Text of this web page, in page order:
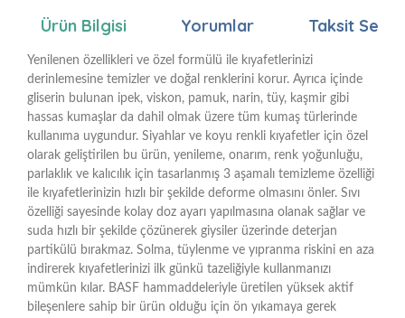
Ürün Bilgisi Yorumlar Taksit
Yenilenen özellikleri ve özel formülü ile kıyafetlerinizi
derinlemesine temizler ve doğal renklerini korur. Ayrıca içinde
gliserin bulunan ipek, viskon, pamuk, narin, tüy, kaşmir gibi
hassas kumaşlar da dahil olmak üzere tüm kumaş türlerinde
kullanıma uygundur. Siyahlar ve koyu renkli kıyafetler için özel
olarak geliştirilen bu ürün, yenileme, onarım, renk yoğunluğu,
parlaklık ve kalıcılık için tasarlanmış 3 aşamalı temizleme özelliği
ile kıyafetlerinizin hızlı bir şekilde deforme olmasını önler. Sıvı
özelliği sayesinde kolay doz ayarı yapılmasına olanak sağlar ve
suda hızlı bir şekilde çözünerek giysiler üzerinde deterjan
partikülü bırakmaz. Solma, tüylenme ve yıpranma riskini en aza
indirerek kıyafetlerinizi ilk günkü tazeliğiyle kullanmanızı
mümkün kılar. BASF hammaddeleriyle üretilen yüksek aktif
bileşenlere sahip bir ürün olduğu için ön yıkamaya gerek